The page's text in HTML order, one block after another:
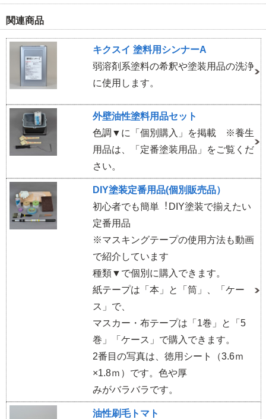
関連商品
キクスイ 塗料用シンナーA
弱溶剤系塗料の希釈や塗装用品の洗浄
に使用します。
外壁油性塗料用品セット
色調▼に「個別購入」を掲載 ※養生
用品は、「定番塗装用品」をご覧くだ
さい。
DIY塗装定番用品(個別販売品）
初⼼者でも簡単︕DIY塗装で揃えたい
定番用品
※マスキングテープの使用方法も動画
で紹介しています
種類▼で個別に購入できます。
紙テープは「本」と「筒」、「ケー
ス」で、
マスカー・布テープは「1巻」と「5
巻」「ケース」で購入できます。
2番目の写真は、徳用シート（3.6ｍ
×1.8ｍ）です。色や厚
みがバラバラです。
油性刷毛トマト